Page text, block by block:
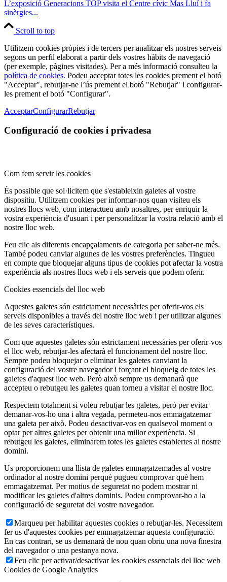
L’exposició Generacions TOP visita el Centre cívic Mas Lluí i fa
sinèrgies...
Scroll to top
Utilitzem cookies pròpies i de tercers per analitzar els nostres serveis
segons un perfil elaborat a partir dels vostres hàbits de navegació
(per exemple, pàgines visitades). Per a més informació consulteu la
política de cookies. Podeu acceptar totes les cookies prement el botó
"Acceptar", rebutjar-ne l’ús prement el botó "Rebutjar" i configurar-
les prement el botó "Configurar".
AcceptarConfigurarRebutjar
Configuració de cookies i privadesa
Com fem servir les cookies
És possible que sol·licitem que s'estableixin galetes al vostre
dispositiu. Utilitzem cookies per informar-nos quan visiteu els
nostres llocs web, com interactueu amb nosaltres, per enriquir la
vostra experiència d'usuari i per personalitzar la vostra relació amb el
nostre lloc web.
Feu clic als diferents encapçalaments de categoria per saber-ne més.
També podeu canviar algunes de les vostres preferències. Tingueu
en compte que bloquejar alguns tipus de cookies pot afectar la vostra
experiència als nostres llocs web i els serveis que podem oferir.
Cookies essencials del lloc web
Aquestes galetes són estrictament necessàries per oferir-vos els
serveis disponibles a través del nostre lloc web i per utilitzar algunes
de les seves característiques.
Com que aquestes galetes són estrictament necessàries per oferir-vos
el lloc web, rebutjar-les afectarà el funcionament del nostre lloc.
Sempre podeu bloquejar o eliminar les galetes canviant la
configuració del vostre navegador i forçant el bloqueig de totes les
galetes d'aquest lloc web. Però això sempre us demanarà que
accepteu o rebutgeu les galetes quan torneu a visitar el nostre lloc.
Respectem totalment si voleu rebutjar les galetes, però per evitar
demanar-vos-ho una i altra vegada, permeteu-nos emmagatzemar
una galeta per això. Podeu desactivar-vos en qualsevol moment o
optar per altres galetes per obtenir una millor experiència. Si
rebutgeu les galetes, eliminarem totes les galetes establertes al nostre
domini.
Us proporcionem una llista de galetes emmagatzemades al vostre
ordinador al nostre domini perquè pugueu comprovar què hem
emmagatzemat. Per motius de seguretat no podem mostrar ni
modificar les galetes d'altres dominis. Podeu comprovar-ho a la
configuració de seguretat del vostre navegador.
Marqueu per habilitar aquestes cookies o rebutjar-les. Necessitem
fer us d'aquestes cookies per emmagatzemar aquesta configuració.
En cas contrari, se us demanarà de nou quan obriu una nova finestra
del navegador o una pestanya nova.
Feu clic per activar/desactivar les cookies essencials del lloc web
Cookies de Google Analytics